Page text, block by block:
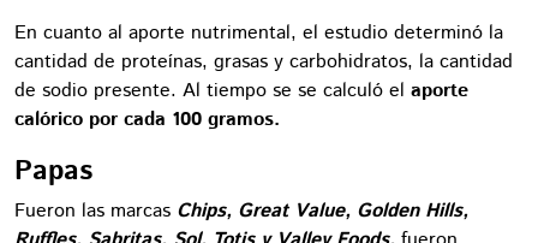
En cuanto al aporte nutrimental, el estudio determinó la
cantidad de proteínas, grasas y carbohidratos, la cantidad
de sodio presente. Al tiempo se se calculó el aporte
calórico por cada 100 gramos.
Papas
Fueron las marcas Chips, Great Value, Golden Hills,